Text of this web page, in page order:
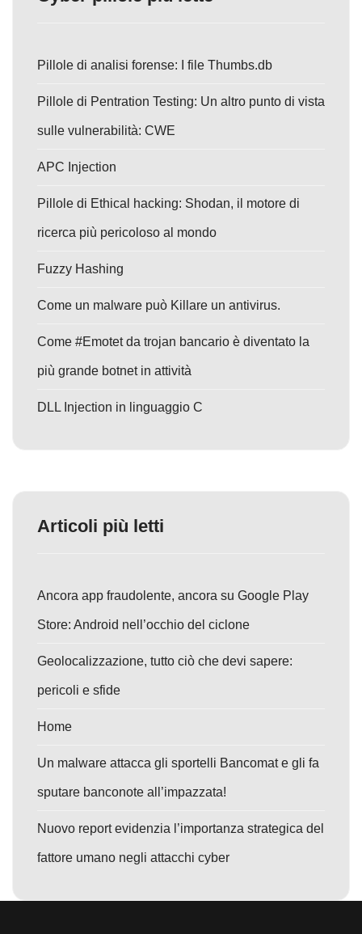
Pillole di analisi forense: I file Thumbs.db
Pillole di Pentration Testing: Un altro punto di vista
sulle vulnerabilità: CWE
APC Injection
Pillole di Ethical hacking: Shodan, il motore di
ricerca più pericoloso al mondo
Fuzzy Hashing
Come un malware può Killare un antivirus.
Come #Emotet da trojan bancario è diventato la
più grande botnet in attività
DLL Injection in linguaggio C
Articoli più letti
Ancora app fraudolente, ancora su Google Play
Store: Android nell’occhio del ciclone
Geolocalizzazione, tutto ciò che devi sapere:
pericoli e sfide
Home
Un malware attacca gli sportelli Bancomat e gli fa
sputare banconote all’impazzata!
Nuovo report evidenzia l’importanza strategica del
fattore umano negli attacchi cyber